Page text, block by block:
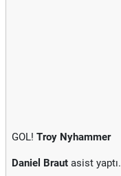
GOL! Troy Nyhammer
Daniel Braut asist yaptı.